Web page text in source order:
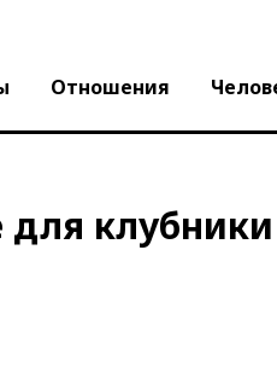
Отношения